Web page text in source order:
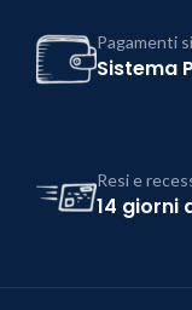
Pagamenti
Sistema
Resi e
14 giorni